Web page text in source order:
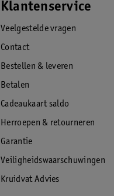
Klantenservice
Veelgestelde vragen
Contact
Bestellen & leveren
Betalen
Cadeaukaart saldo
Herroepen & retourneren
Garantie
Veiligheidswaarschuwingen
Kruidvat Advies